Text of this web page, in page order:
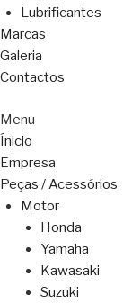
Lubrificantes
Marcas
Galeria
Contactos
Menu
Ínicio
Empresa
Peças / Acessórios
Motor
Honda
Yamaha
Kawasaki
Suzuki